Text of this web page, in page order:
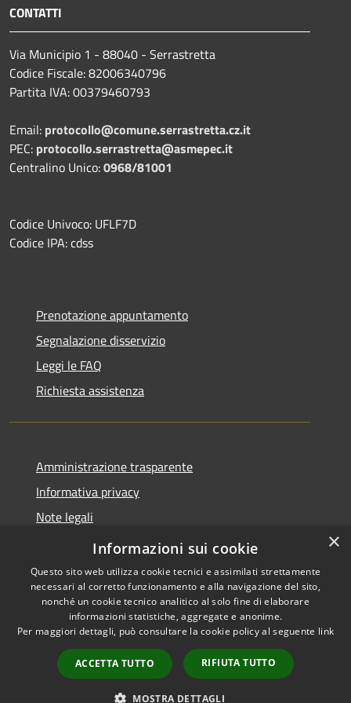
CONTATTI
Via Municipio 1 - 88040 - Serrastretta
Codice Fiscale: 82006340796
Partita IVA: 00379460793
Email: protocollo@comune.serrastretta.cz.it
PEC: protocollo.serrastretta@asmepec.it
Centralino Unico:0968/81001
Codice Univoco: UFLF7D
Codice IPA: cdss
Prenotazione appuntamento
Segnalazione disservizio
Leggi le FAQ
Richiesta assistenza
Amministrazione trasparente
Informativa privacy
Note legali
Dichiarazione di accessibilità
Accessibilità
Copyright © 2026 • Comune di
Serrastretta • Powered by
Municipium•
Accesso
redazione
×
Informazioni sui cookie
Questo sito web utilizza cookie tecnici e assimilati strettamente
necessari al corretto funzionamento e alla navigazione del sito,
nonché un cookie tecnico analitico al solo fine di elaborare
informazioni statistiche, aggregate e anonime.
Per maggiori dettagli, può consultare la cookie policy al seguente link
ACCETTA TUTTO RIFIUTA TUTTO
MOSTRA DETTAGLI